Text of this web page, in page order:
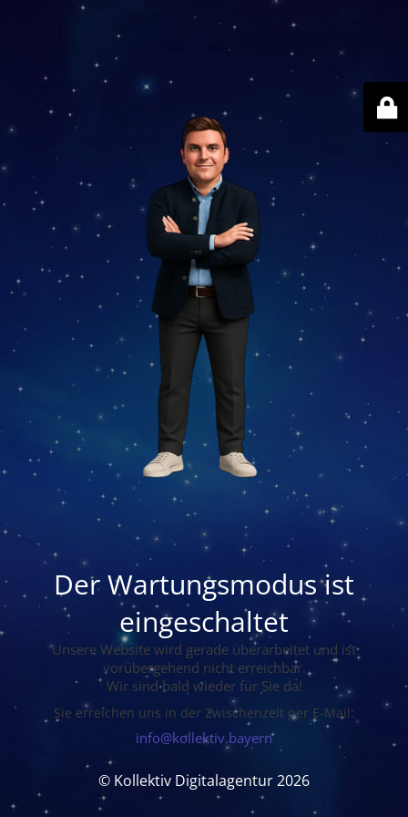
Der Wartungsmodus ist
eingeschaltet
Unsere Website wird gerade überarbeitet und ist
vorübergehend nicht erreichbar.
Wir sind bald wieder für Sie da!
Sie erreichen uns in der Zwischenzeit per E-Mail:
info@kollektiv.bayern
© Kollektiv Digitalagentur 2026